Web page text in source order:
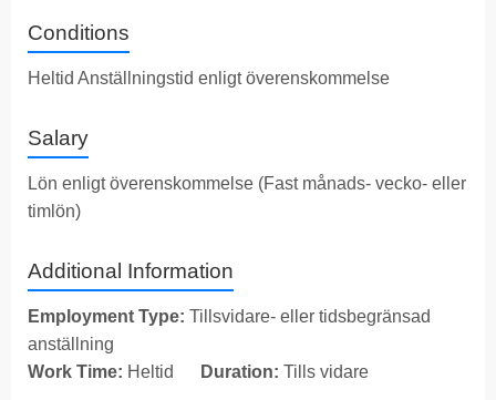
Conditions
Heltid Anställningstid enligt överenskommelse
Salary
Lön enligt överenskommelse (Fast månads- vecko- eller
timlön)
Additional Information
Employment Type: Tillsvidare- eller tidsbegränsad
anställning
Work Time: Heltid Duration: Tills vidare